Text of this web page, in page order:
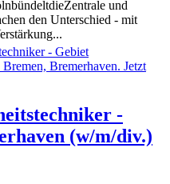
und
den Unterschied - mit
-
(w/m/div.)